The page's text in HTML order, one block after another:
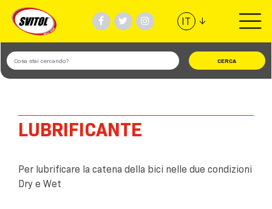
IT ↓
PRODOTTI
VIDEO
AZIENDA
LUBRIFICANTE
Per lubrificare la catena della bici nelle due condizioni
Dry e Wet